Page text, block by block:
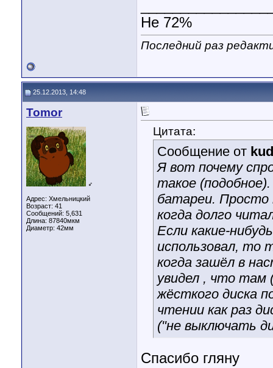
Не 72%
Последний раз
25.12.2013, 14:48
Tomor
♂
Адрес: Хмельницкий
Возраст: 41
Сообщений: 5,631
Длина: 87840мкм
Диаметр: 42мм
Цитата:
Сообщение от
Я вот почему
такое
батареи. Просто
когда долго
Если какие-
использовал, то
когда зашёл в
увидел , что там
жёсткого диска
чтении как раз
("не выключать
Спасибо гляну